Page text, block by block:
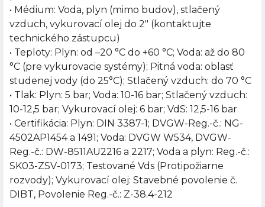
• Médium: Voda, plyn (mimo budov), stlačený
vzduch, vykurovací olej do 2" (kontaktujte
technického zástupcu)
• Teploty: Plyn: od –20 °C do +60 °C; Voda: až do 80
°C (pre vykurovacie systémy); Pitná voda: oblasť
studenej vody (do 25°C); Stlačený vzduch: do 70 °C
• Tlak: Plyn: 5 bar; Voda: 10-16 bar; Stlačený vzduch:
10-12,5 bar; Vykurovací olej: 6 bar; VdS: 12,5-16 bar
• Certifikácia: Plyn: DIN 3387-1; DVGW-Reg.-č.: NG-
4502AP1454 a 1491; Voda: DVGW W534, DVGW-
Reg.-č.: DW-8511AU2216 a 2217; Voda a plyn: Reg.-č.:
SK03-ZSV-0173; Testované Vds (Protipožiarne
rozvody); Vykurovací olej: Stavebné povolenie č.
DIBT, Povolenie Reg.-č.: Z-38.4-212